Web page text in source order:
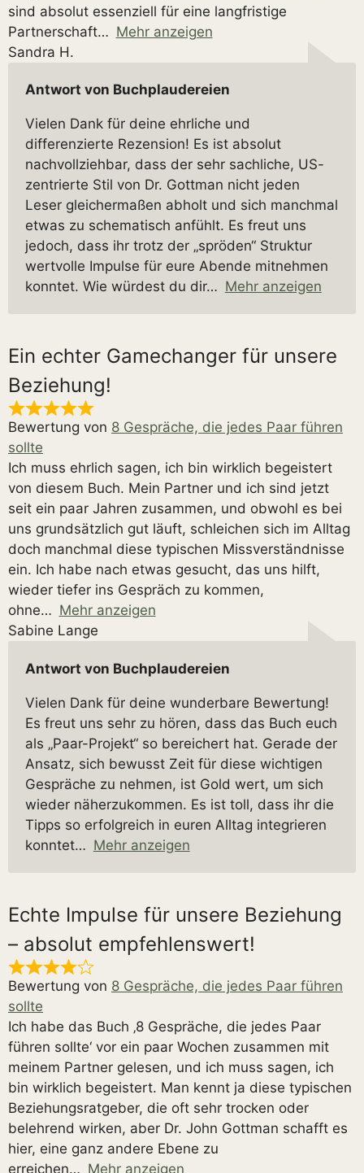
sind absolut essenziell für eine langfristige
Partnerschaft
Mehr anzeigen
Sandra H.
Antwort von Buchplaudereien
Vielen Dank für deine ehrliche und
differenzierte Rezension! Es ist absolut
nachvollziehbar, dass der sehr sachliche, US-
zentrierte Stil von Dr. Gottman nicht jeden
Leser gleichermaßen abholt und sich manchmal
etwas zu schematisch anfühlt. Es freut uns
jedoch, dass ihr trotz der „spröden“ Struktur
wertvolle Impulse für eure Abende mitnehmen
konntet. Wie würdest du dir
Mehr anzeigen
Ein echter Gamechanger für unsere
Beziehung!
Bewertung von 8 Gespräche, die jedes Paar führen
sollte
Ich muss ehrlich sagen, ich bin wirklich begeistert
von diesem Buch. Mein Partner und ich sind jetzt
seit ein paar Jahren zusammen, und obwohl es bei
uns grundsätzlich gut läuft, schleichen sich im Alltag
doch manchmal diese typischen Missverständnisse
ein. Ich habe nach etwas gesucht, das uns hilft,
wieder tiefer ins Gespräch zu kommen,
ohne
Mehr anzeigen
Sabine Lange
Antwort von Buchplaudereien
Vielen Dank für deine wunderbare Bewertung!
Es freut uns sehr zu hören, dass das Buch euch
als „Paar-Projekt“ so bereichert hat. Gerade der
Ansatz, sich bewusst Zeit für diese wichtigen
Gespräche zu nehmen, ist Gold wert, um sich
wieder näherzukommen. Es ist toll, dass ihr die
Tipps so erfolgreich in euren Alltag integrieren
konntet
Mehr anzeigen
Echte Impulse für unsere Beziehung
– absolut empfehlenswert!
Bewertung von 8 Gespräche, die jedes Paar führen
sollte
Ich habe das Buch ‚8 Gespräche, die jedes Paar
führen sollte‘ vor ein paar Wochen zusammen mit
meinem Partner gelesen, und ich muss sagen, ich
bin wirklich begeistert. Man kennt ja diese typischen
Beziehungsratgeber, die oft sehr trocken oder
belehrend wirken, aber Dr. John Gottman schafft es
hier, eine ganz andere Ebene zu
erreichen
Mehr anzeigen